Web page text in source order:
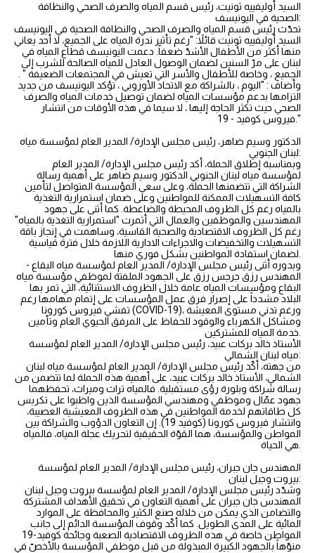
السيد أوليفييه ثونيت، رئيس قسم المياه والصرف الصحي والنظافة
الصحية في اليونيسف:
تحدّث رئيس قسم المياه والصرف الصحي والنظافة الصحية في اليونيسف
السيد أوليفييه ثونيت قائلاً: "رغم تأثير ندرة المياه على الجميع، لا أحد يعاني
منها أكثر من الأطفال الأشدّ ضعفاً. دعمت اليونيسف قطاع المياه في
لبنان على مرّ السنين لضمان الوصول العادل للمياه الصالحة للشرب إلى
الجميع ، وخاصة للأطفال والأسر التي تعيش في المجتمعات الضعيفة " .
وأضاف : "اليوم ، بالشراكة مع الاتحاد الأوروبي ، تؤكد اليونيسف من جديد
التزامها بدعم مؤسسات المياه لضمان توصيل خدمات المياه والصرف
الصحي حيث تكثر الحاجة إليها ، لا سيما في هذه الأوقات من انتشار
فيروس كوفيد - 19."
الدكتور وسيم ضاهر، رئيس مجلس الإدارة/ المدير العام لمؤسسة مياه
لبنان الجنوبي:
وبمناسبة إطلاق الحملة، أكد رئيس مجلس الإدارة/ المدير العام
لمؤسسة مياه لبنان الجنوبي الدكتور وسيم ضاهر على أهمية رسالة
الشراكة التي تتضمنها الحملة، وعلى سعي المؤسسة المتواصل لتأمين
كافة التسهيلات الممكنة للمواطنين وعلى ضمان استمرارية التغذية
بالمياه رغم كل الظروف المحيطة والضاغطة. كما أثنى على جهود
المهندسين والموظفين والعمال التي أثمرت "استمرارية التغذية بالمياه"
رغم كل الظروف الاقتصادية والصحية القاسية، وساهمت في إنجاز باقة
التسهيلات والتخفيضات والاجراءات الادارية اللازمة خلال فترة قياسية
وبدوره أثنى رئيس مجلس الإدارة/ المدير العام لمؤسسة مياه البقاع -
المهندس رزق جرجس رزق على الجهود الملفتة لموظفي مؤسسة مياه
البقاع ومؤسسات المياه عامة خلال الظروف الاستثنائية، التي تمر بها
البلاد مشدداً على إصرار فرق عمل المؤسسات على إتمام مهامها رغم
تفشي فيروس كورونا (COVID-19)، ورغم تدني مستوى المعيشة
ومشاكل الكهرباء والوقود للحفاظ على المرفق الحيوي العام وتأمين
الأستاذ خالد بركات عبيد، رئيس مجلس الإدارة/ المدير العام لمؤسسة
مياه لبنان الشمالي:
من جهته، أكّد رئيس مجلس الإدارة/ المدير العام لمؤسسة مياه لبنان
الشمالي، الأستاذ خالد بركات عبيد، على أهمية هذه الحملة لما تتضمن من
رسالة شراكة وبلورة رؤى مستقبلية. فالمياه تراث وميراث، تحفظهما
جهود عمّال وموظفي ومهندسي المؤسسة الذين واظبوا على تكريس
كل طاقاتهم لخدمة المواطنين في هذه الظروف المعيشية العصيبة،
وانتشار فيروس كورونا (كوفيد 19). إن التعاون الدؤوب والشراكة بين
المواطن والمؤسسة، هما القوّة الحقيقية لتحريك عجلة المياه، فالمياه
المهندس جان جبران، رئيس مجلس الإدارة/ المدير العام لمؤسسة
بيروت وجبل لبنان:
وشدّد رئيس مجلس الإدارة/ المدير العام لمؤسسة بيروت وجبل لبنان
المهندس جان جبران على أهمية التعاون في تحقيق الأهداف المشتركة
والتضامن الذي يمكن من خلاله صنع الكثير والمحافظة على الموارد
المائية على المدى الطويل. كما أكّد وقوف المؤسسة الدائم إلى جانب
المواطن خاصة في هذه الظروف الاقتصادية الصعبة وجائحة كوفيد-19
منوّهاً بالجهود الكبيرة المبذولة من قبل موظفي المؤسسة بالأخصّ في